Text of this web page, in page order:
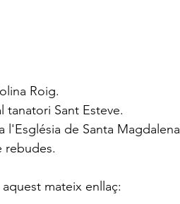
Roig.
tanatori Sant Esteve.
l'Església de Santa Magdalena
rebudes.
mateix enllaç: